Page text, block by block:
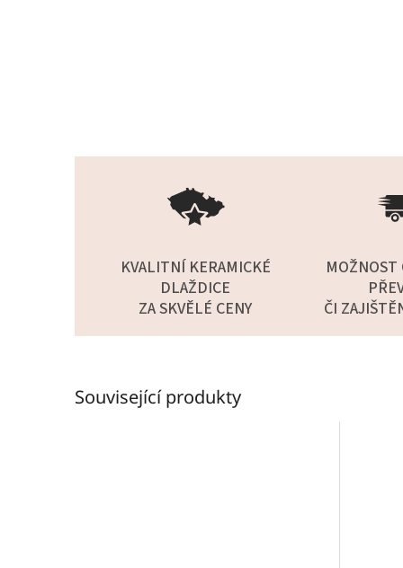
KVALITNÍ KERAMICKÉ
DLAŽDICE
ZA SKVĚLÉ CENY
ČI
Související produkty